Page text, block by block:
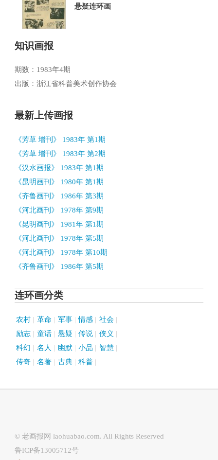
悬疑连环画
知识画报
期数：1983年4期
出版：浙江省科普美术创作协会
最新上传画报
《芳草 增刊》 1983年 第1期
《芳草 增刊》 1983年 第2期
《汉水画报》 1983年 第1期
《昆明画刊》 1980年 第1期
《齐鲁画刊》 1986年 第3期
《河北画刊》 1978年 第9期
《昆明画刊》 1981年 第1期
《河北画刊》 1978年 第5期
《河北画刊》 1978年 第10期
《齐鲁画刊》 1986年 第5期
连环画分类
农村 革命 军事 情感
社会
励志
童话 悬疑 传说
侠义
科幻
名人 幽默 小品
智慧
传奇
名著 古典 科普
© 老画报网 laohuabao.com. All Rights Reserved
鲁ICP备13005712号